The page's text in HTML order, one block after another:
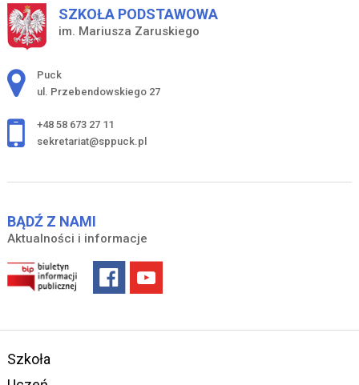
SZKOŁA PODSTAWOWA
im. Mariusza Zaruskiego
Adres pocztowy:
Puck
ul. Przebendowskiego 27
+48 58 673 27 11
sekretariat@sppuck.pl
BĄDŹ Z NAMI
Aktualności i informacje
Szkoła